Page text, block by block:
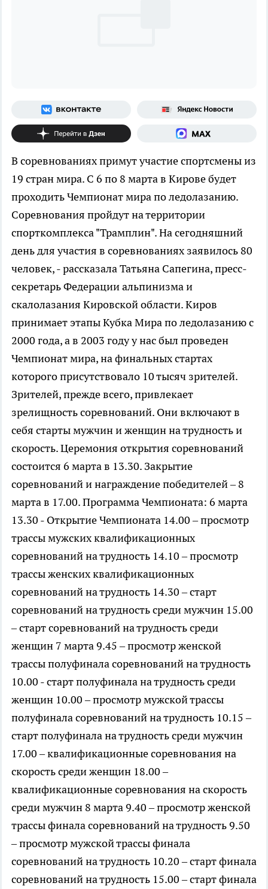
В соревнованиях примут участие спортсмены из
19 стран мира. С 6 по 8 марта в Кирове будет
проходить Чемпионат мира по ледолазанию.
Соревнования пройдут на территории
спорткомплекса "Трамплин". На сегодняшний
день для участия в соревнованиях заявилось 80
человек, - рассказала Татьяна Сапегина, пресс-
секретарь Федерации альпинизма и
скалолазания Кировской области. Киров
принимает этапы Кубка Мира по ледолазанию с
2000 года, а в 2003 году у нас был проведен
Чемпионат мира, на финальных стартах
которого присутствовало 10 тысяч зрителей.
Зрителей, прежде всего, привлекает
зрелищность соревнований. Они включают в
себя старты мужчин и женщин на трудность и
скорость. Церемония открытия соревнований
состоится 6 марта в 13.30. Закрытие
соревнований и награждение победителей – 8
марта в 17.00. Программа Чемпионата: 6 марта
13.30 - Открытие Чемпионата 14.00 – просмотр
трассы мужских квалификационных
соревнований на трудность 14.10 – просмотр
трассы женских квалификационных
соревнований на трудность 14.30 – старт
соревнований на трудность среди мужчин 15.00
– старт соревнований на трудность среди
женщин 7 марта 9.45 – просмотр женской
трассы полуфинала соревнований на трудность
10.00 - старт полуфинала на трудность среди
женщин 10.00 – просмотр мужской трассы
полуфинала соревнований на трудность 10.15 –
старт полуфинала на трудность среди мужчин
17.00 – квалификационные соревнования на
скорость среди женщин 18.00 –
квалификационные соревнования на скорость
среди мужчин 8 марта 9.40 – просмотр женской
трассы финала соревнований на трудность 9.50
– просмотр мужской трассы финала
соревнований на трудность 10.20 – старт финала
соревнований на трудность 15.00 – старт финала